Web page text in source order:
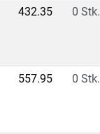
432.35 0 Stk.
557.95 0 Stk.